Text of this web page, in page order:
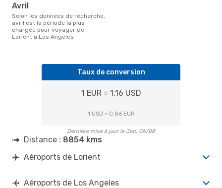
avril
Selon les données de recherche,
avril est la période la plus
chargée pour voyager de
Lorient à Los Angeles
Taux de conversion
1 EUR = 1.16 USD
1 USD = 0.86 EUR
Dernière mise à jour le Jeu. 06/08
Distance : 8854 kms
Aéroports de Lorient
Aéroports de Los Angeles